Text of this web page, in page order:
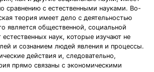
сравнению с естественными науками. Во-
теория имеет дело с деятельностью
является общественной, социальной
естественных наук, которые изучают не
и сознанием людей явления и процессы.
действия и, следовательно,
прямо связаны с экономическими